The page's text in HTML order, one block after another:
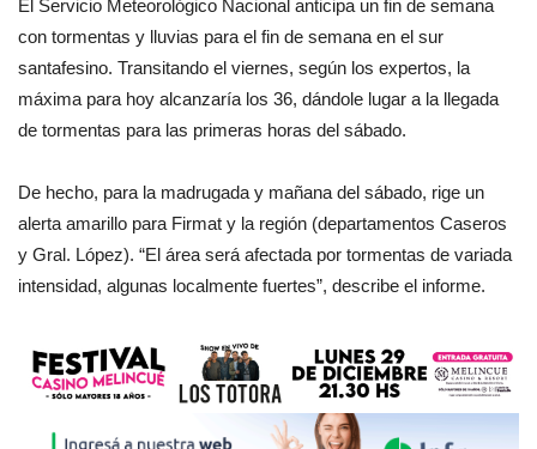
El Servicio Meteorológico Nacional anticipa un fin de semana
con tormentas y lluvias para el fin de semana en el sur
santafesino. Transitando el viernes, según los expertos, la
máxima para hoy alcanzaría los 36, dándole lugar a la llegada
de tormentas para las primeras horas del sábado.
De hecho, para la madrugada y mañana del sábado, rige un
alerta amarillo para Firmat y la región (departamentos Caseros
y Gral. López). “El área será afectada por tormentas de variada
intensidad, algunas localmente fuertes”, describe el informe.